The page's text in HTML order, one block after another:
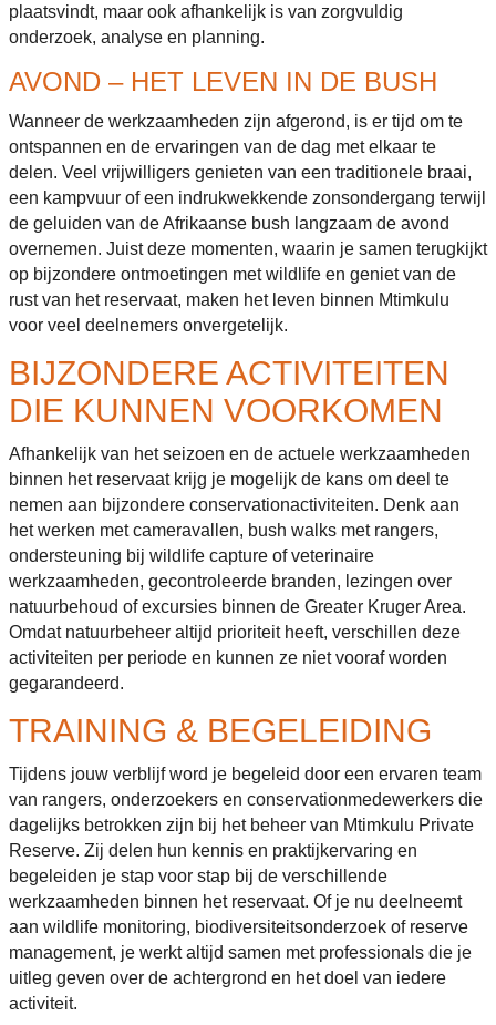
plaatsvindt, maar ook afhankelijk is van zorgvuldig
onderzoek, analyse en planning.
AVOND – HET LEVEN IN DE BUSH
Wanneer de werkzaamheden zijn afgerond, is er tijd om te
ontspannen en de ervaringen van de dag met elkaar te
delen. Veel vrijwilligers genieten van een traditionele braai,
een kampvuur of een indrukwekkende zonsondergang terwijl
de geluiden van de Afrikaanse bush langzaam de avond
overnemen. Juist deze momenten, waarin je samen terugkijkt
op bijzondere ontmoetingen met wildlife en geniet van de
rust van het reservaat, maken het leven binnen Mtimkulu
voor veel deelnemers onvergetelijk.
BIJZONDERE ACTIVITEITEN
DIE KUNNEN VOORKOMEN
Afhankelijk van het seizoen en de actuele werkzaamheden
binnen het reservaat krijg je mogelijk de kans om deel te
nemen aan bijzondere conservationactiviteiten. Denk aan
het werken met cameravallen, bush walks met rangers,
ondersteuning bij wildlife capture of veterinaire
werkzaamheden, gecontroleerde branden, lezingen over
natuurbehoud of excursies binnen de Greater Kruger Area.
Omdat natuurbeheer altijd prioriteit heeft, verschillen deze
activiteiten per periode en kunnen ze niet vooraf worden
gegarandeerd.
TRAINING & BEGELEIDING
Tijdens jouw verblijf word je begeleid door een ervaren team
van rangers, onderzoekers en conservationmedewerkers die
dagelijks betrokken zijn bij het beheer van Mtimkulu Private
Reserve. Zij delen hun kennis en praktijkervaring en
begeleiden je stap voor stap bij de verschillende
werkzaamheden binnen het reservaat. Of je nu deelneemt
aan wildlife monitoring, biodiversiteitsonderzoek of reserve
management, je werkt altijd samen met professionals die je
uitleg geven over de achtergrond en het doel van iedere
activiteit.